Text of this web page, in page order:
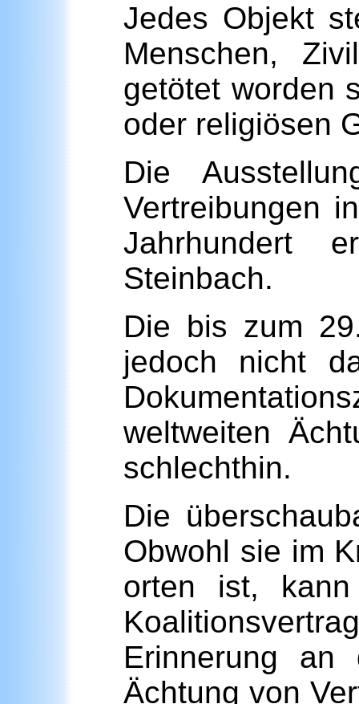
Jedes Objekt
Menschen,
getötet worden
oder religiösen
Die
Vertreibungen
Jahrhundert
Steinbach.
Die bis zum
jedoch nicht
weltweiten
schlechthin.
Die
Obwohl sie im
orten ist,
Erinnerung an
Ächtung von